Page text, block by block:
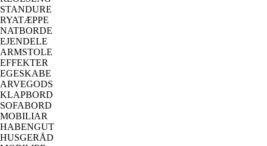
STANDURE
RYATÆPPE
NATBORDE
EJENDELE
ARMSTOLE
EFFEKTER
EGESKABE
ARVEGODS
KLAPBORD
SOFABORD
MOBILIAR
HABENGUT
HUSGERÅD